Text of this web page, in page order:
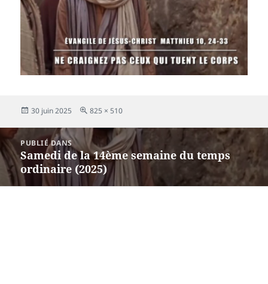
Publié
30 juin 2025
Taille
825 × 510
Navigation
de
l’article
PUBLIÉ DANS
Samedi de la 14ème semaine du temps
ordinaire (2025)